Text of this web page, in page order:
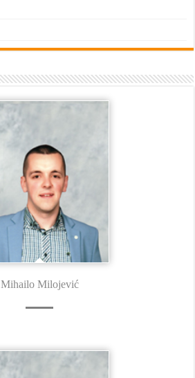
Mihailo Milojević